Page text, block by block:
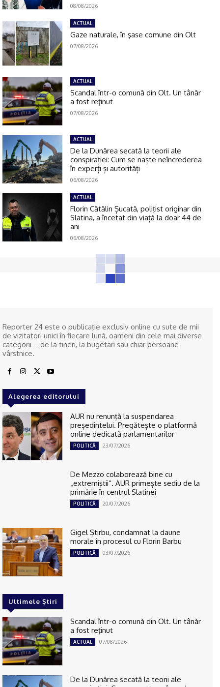
08/08/2026
ACTUAL
Gaze naturale, în şase comune din Olt
07/08/2026
ACTUAL
Scandal într-o comună din Olt. Un tânăr
a fost reţinut
07/08/2026
ACTUAL
De la Dunărea secată la teorii ale
conspirației: Cum se naște neîncrederea
în experți și autorități
06/08/2026
ACTUAL
Florin Cătălin Șucată, poliţist originar din
Slatina, a încetat din viață la doar 44 de
ani
06/08/2026
Reporter 24 este o publicaţie exclusiv online cu sute de mii
de vizitatori unici în fiecare lună, oameni din cele mai diverse
categorii – de la tineri, la bugetari sau chiar persoane
vârstnice.
Alegerea editorului
AUR nu renunţă la suspendarea
președintelui. Pregătește o platformă
online dedicată parlamentarilor
POLITICĂ 23/07/2026
De Mezzo colaborează bine cu
„extremiştii“. AUR primește sediu de la
primărie în centrul Slatinei
POLITICĂ 20/07/2026
Gigel Știrbu, condamnat la daune
morale în procesul cu Florin Barbu
POLITICĂ 03/07/2026
Ultimele Știri
Scandal într-o comună din Olt. Un tânăr
a fost reţinut
ACTUAL 07/08/2026
De la Dunărea secată la teorii ale